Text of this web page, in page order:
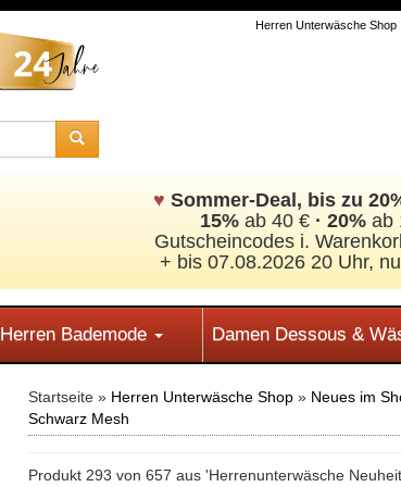
Herren Unterwäsche Shop
♥ Sommer-Deal, bis zu
15% ab 40 € · 20% ab
Gutscheincodes i.
+ bis 07.08.2026 20 Uhr,
Herren Bademode Damen Dessous &
Startseite » Herren Unterwäsche Shop » Neues im
Schwarz Mesh
Produkt 293 von 657 aus 'Herrenunterwäsche